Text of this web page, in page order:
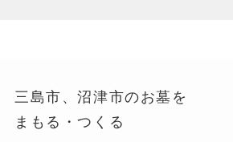
三島市、沼津市のお墓を
まもる・つくる